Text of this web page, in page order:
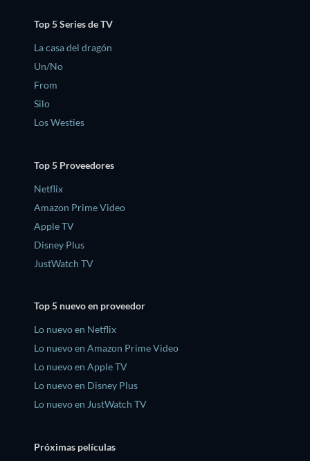
Top 5 Series de TV
La casa del dragón
Un/No
From
Silo
Los Westies
Top 5 Proveedores
Netflix
Amazon Prime Video
Apple TV
Disney Plus
JustWatch TV
Top 5 nuevo en proveedor
Lo nuevo en Netflix
Lo nuevo en Amazon Prime Video
Lo nuevo en Apple TV
Lo nuevo en Disney Plus
Lo nuevo en JustWatch TV
Próximas películas